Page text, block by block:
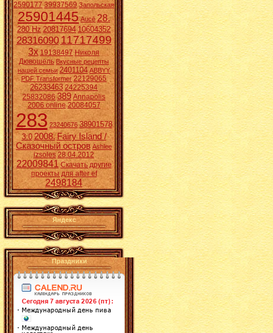
2590177 39937569 Запольская
25901445 Aucē 28.
280 Hz 20817694 10604352
2831609011717499
3x 19138497 Николя
Дювошель Вкусные рецепты
нашей семьи 2401104 ABBYY
PDF Transformer 22129065
26233463 24225394
25832086 389 Annapolis
2006 online 20084057
283 23240676 38901578
3:0 2008. Fairy Island /
Сказочный остров Ashlee
izsoles 28.04.2012
22009841 Скачать другие
проекты для after ef
2498184
Яндекс
Праздники